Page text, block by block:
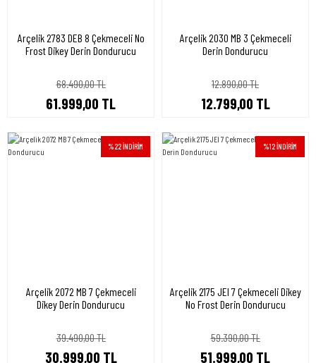
Arçelik 2783 DEB 8 Çekmeceli No
Frost Dikey Derin Dondurucu
68.490,00 TL
61.999,00 TL
Arçelik 2030 MB 3 Çekmeceli
Derin Dondurucu
12.890,00 TL
12.799,00 TL
%22 İNDİRİM
Arçelik 2072 MB 7 Çekmeceli
Dikey Derin Dondurucu
39.490,00 TL
30.999,00 TL
%12 İNDİRİM
Arçelik 2175 JEI 7 Çekmeceli Dikey
No Frost Derin Dondurucu
59.390,00 TL
51.999,00 TL